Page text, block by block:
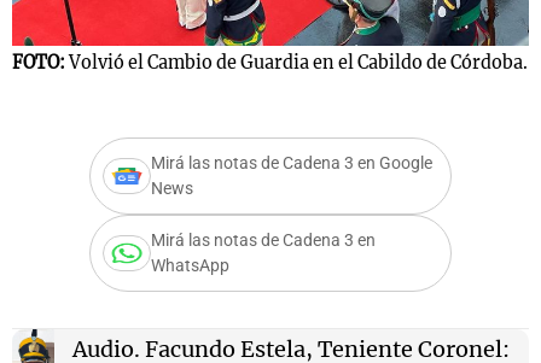
FOTO:Volvió el Cambio de Guardia en el Cabildo de Córdoba.
Mirá las notas de Cadena 3 en Google
News
Mirá las notas de Cadena 3 en
WhatsApp
Audio. Facundo Estela, Teniente Coronel:
Mundial 2026
Cadena 3